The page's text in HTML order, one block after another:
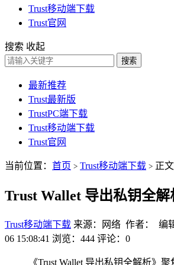
Trust移动端下载
Trust官网
搜索 收起
搜索
最新推荐
Trust最新版
TrustPC端下载
Trust移动端下载
Trust官网
当前位置： 首页 > Trust移动端下载 > 正文
Trust Wallet 导出私钥全解
Trust移动端下载 来源：网络 作者： 编
06 15:08:41 浏览：444 评论：0
《Trust Wallet 导出私钥全解析》聚